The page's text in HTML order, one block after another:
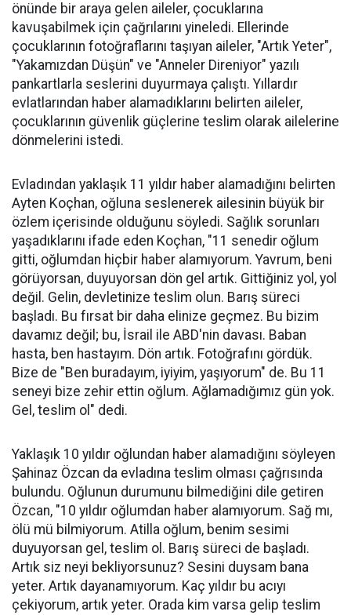
önünde bir araya gelen aileler, çocuklarına
kavuşabilmek için çağrılarını yineledi. Ellerinde
çocuklarının fotoğraflarını taşıyan aileler, "Artık Yeter",
"Yakamızdan Düşün" ve "Anneler Direniyor" yazılı
pankartlarla seslerini duyurmaya çalıştı. Yıllardır
evlatlarından haber alamadıklarını belirten aileler,
çocuklarının güvenlik güçlerine teslim olarak ailelerine
dönmelerini istedi.
Evladından yaklaşık 11 yıldır haber alamadığını belirten
Ayten Koçhan, oğluna seslenerek ailesinin büyük bir
özlem içerisinde olduğunu söyledi. Sağlık sorunları
yaşadıklarını ifade eden Koçhan, "11 senedir oğlum
gitti, oğlumdan hiçbir haber alamıyorum. Yavrum, beni
görüyorsan, duyuyorsan dön gel artık. Gittiğiniz yol, yol
değil. Gelin, devletinize teslim olun. Barış süreci
başladı. Bu fırsat bir daha elinize geçmez. Bu bizim
davamız değil; bu, İsrail ile ABD'nin davası. Baban
hasta, ben hastayım. Dön artık. Fotoğrafını gördük.
Bize de "Ben buradayım, iyiyim, yaşıyorum" de. Bu 11
seneyi bize zehir ettin oğlum. Ağlamadığımız gün yok.
Gel, teslim ol" dedi.
Yaklaşık 10 yıldır oğlundan haber alamadığını söyleyen
Şahinaz Özcan da evladına teslim olması çağrısında
bulundu. Oğlunun durumunu bilmediğini dile getiren
Özcan, "10 yıldır oğlumdan haber alamıyorum. Sağ mı,
ölü mü bilmiyorum. Atilla oğlum, benim sesimi
duyuyorsan gel, teslim ol. Barış süreci de başladı.
Artık siz neyi bekliyorsunuz? Sesini duysam bana
yeter. Artık dayanamıyorum. Kaç yıldır bu acıyı
çekiyorum, artık yeter. Orada kim varsa gelip teslim